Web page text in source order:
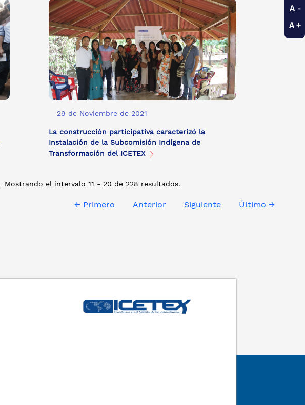
29 de Noviembre de 2021
La construcción participativa caracterizó la
Instalación de la Subcomisión Indígena de
Transformación del ICETEX
Mostrando el intervalo 11 - 20 de 228 resultados.
← Primero Anterior Siguiente Último →